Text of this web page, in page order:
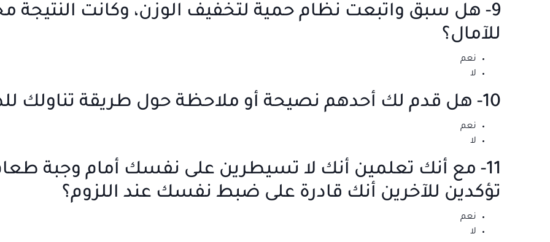
9- هل سبق واتبعت نظام حمية لتخفيف الوزن، وكانت النتيجة
للآمال؟
نعم
لا
10- هل قدم لك أحدهم نصيحة أو ملاحظة حول طريقة تناولك للطعام؟
نعم
لا
11- مع أنك تعلمين أنك لا تسيطرين على نفسك أمام وجبة
تؤكدين للآخرين أنك قادرة على ضبط نفسك عند اللزوم؟
نعم
لا